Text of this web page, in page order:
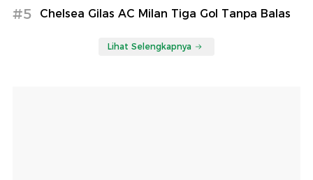
#5 Chelsea Gilas AC Milan Tiga Gol Tanpa Balas
Lihat Selengkapnya